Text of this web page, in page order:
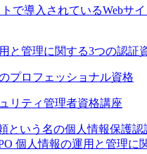
で導入されているWebサ
と管理に関する3つの認証
プロフェッショナル資格
リティ管理者資格講座